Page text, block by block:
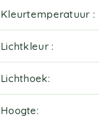
Kleurtemperatuur
Lichtkleur
Lichthoek
Hoogte